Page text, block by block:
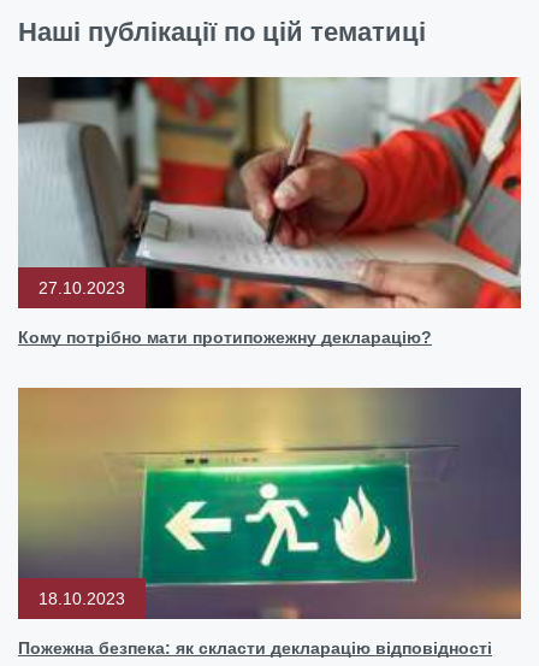
Наші публікації по цій тематиці
27.10.2023
Кому потрібно мати протипожежну декларацію?
18.10.2023
Пожежна безпека: як скласти декларацію відповідності